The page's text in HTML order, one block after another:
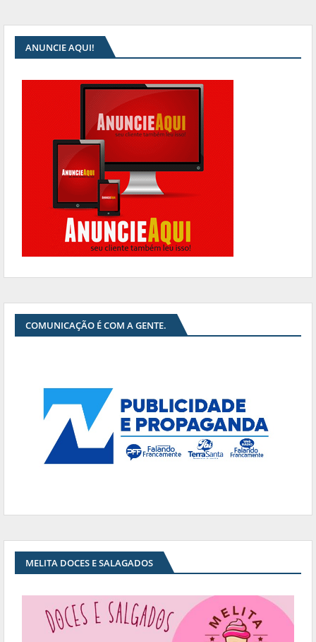
ANUNCIE AQUI!
COMUNICAÇÃO É COM A GENTE.
MELITA DOCES E SALAGADOS